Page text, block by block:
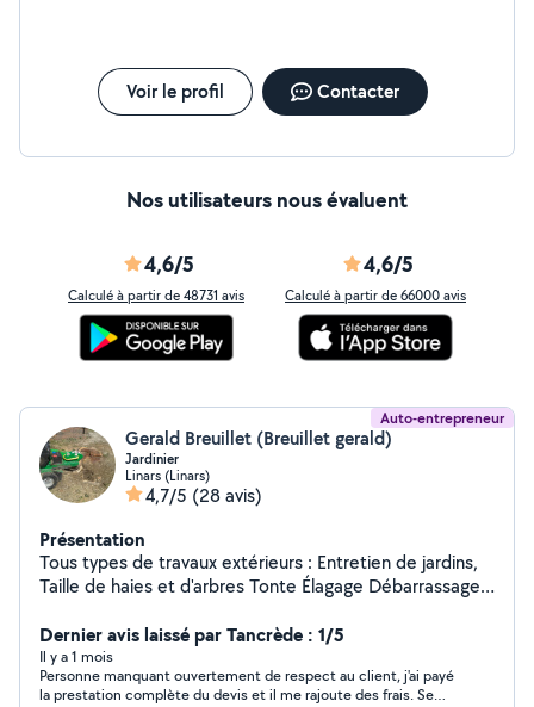
Voir le profil Contacter
Nos utilisateurs nous évaluent
4,6/5
Calculé à partir de 48731 avis
4,6/5
Calculé à partir de 66000 avis
Auto-entrepreneur
Gerald Breuillet (Breuillet gerald)
Jardinier
Linars (Linars)
4,7/5 (28 avis)
Présentation
Tous types de travaux extérieurs : Entretien de jardins,
Taille de haies et d'arbres Tonte Élagage Débarrassage
disponible 7j/7j. Devis gratuit sur demande, n'hésitez pas
à me contacter pour toutes demandes Contactez moi
de préférence au 06/20/94/78/34
Dernier avis laissé par Tancrède : 1/5
Il y a 1 mois
Personne manquant ouvertement de respect au client, j'ai payé
la prestation complète du devis et il me rajoute des frais. Se